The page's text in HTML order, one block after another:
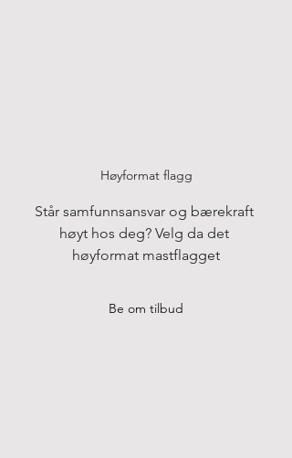
Høyformat flagg
Står samfunnsansvar og bærekraft
høyt hos deg? Velg da det
høyformat mastflagget
Be om tilbud